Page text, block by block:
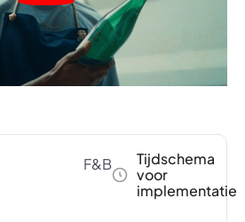
F&B
Tijdschema
voor
implementatie